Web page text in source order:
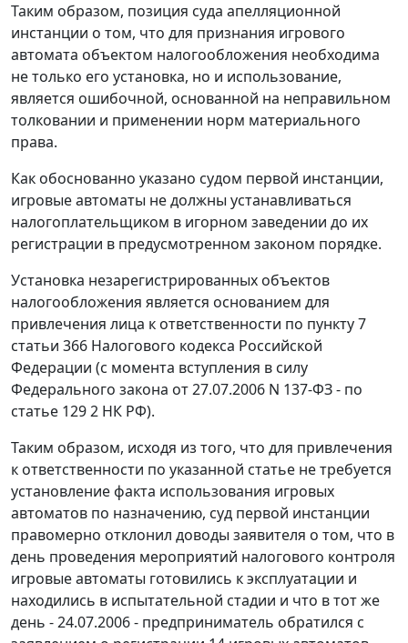
Таким образом, позиция суда апелляционной
инстанции о том, что для признания игрового
автомата объектом налогообложения необходима
не только его установка, но и использование,
является ошибочной, основанной на неправильном
толковании и применении норм материального
права.
Как обоснованно указано судом первой инстанции,
игровые автоматы не должны устанавливаться
налогоплательщиком в игорном заведении до их
регистрации в предусмотренном законом порядке.
Установка незарегистрированных объектов
налогообложения является основанием для
привлечения лица к ответственности по пункту 7
статьи 366 Налогового кодекса Российской
Федерации (с момента вступления в силу
Федерального закона от 27.07.2006 N 137-ФЗ - по
статье 129 2 НК РФ).
Таким образом, исходя из того, что для привлечения
к ответственности по указанной статье не требуется
установление факта использования игровых
автоматов по назначению, суд первой инстанции
правомерно отклонил доводы заявителя о том, что в
день проведения мероприятий налогового контроля
игровые автоматы готовились к эксплуатации и
находились в испытательной стадии и что в тот же
день - 24.07.2006 - предприниматель обратился с